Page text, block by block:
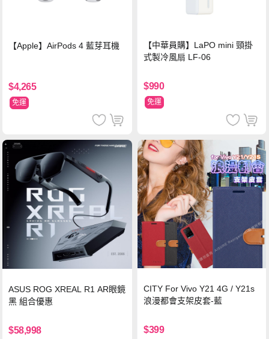
【Apple】AirPods 4 藍芽耳機
$4,265
免運
【中華員購】LaPO mini 頸掛
式製冷風扇 LF-06
$990
免運
ASUS ROG XREAL R1 AR眼鏡
黑 組合優惠
$58,998
CITY For Vivo Y21 4G / Y21s
浪漫都會支架皮套-藍
$399